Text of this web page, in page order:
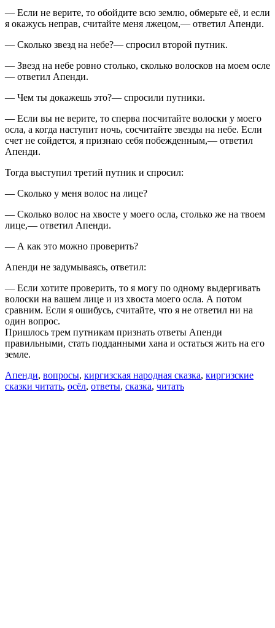
— Если не верите, то обойдите всю землю, обмерьте её, и если
я окажусь неправ, считайте меня лжецом,— ответил Апенди.
— Сколько звезд на небе?— спросил второй путник.
— Звезд на небе ровно столько, сколько волосков на моем осле
— ответил Апенди.
— Чем ты докажешь это?— спросили путники.
— Если вы не верите, то сперва посчитайте волоски у моего
осла, а когда наступит ночь, сосчитайте звезды на небе. Если
счет не сойдется, я признаю себя побежденным,— ответил
Апенди.
Тогда выступил третий путник и спросил:
— Сколько у меня волос на лице?
— Сколько волос на хвосте у моего осла, столько же на твоем
лице,— ответил Апенди.
— А как это можно проверить?
Апенди не задумываясь, ответил:
— Если хотите проверить, то я могу по одному выдергивать
волоски на вашем лице и из хвоста моего осла. А потом
сравним. Если я ошибусь, считайте, что я не ответил ни на
один вопрос.
Пришлось трем путникам признать ответы Апенди
правильными, стать подданными хана и остаться жить на его
земле.
Апенди, вопросы, киргизская народная сказка, киргизские
сказки читать, осёл, ответы, сказка, читать